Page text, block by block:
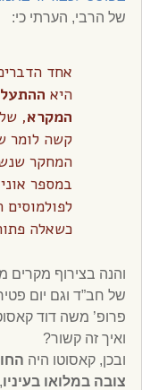
של הרבי, הערתי כי:
אחד
היא
המקרא,
קשה לומר
המחקר
במספר
כשאלה
והנה בצירוף מקרים
של חב”ד וגם יום
פרופ’ משה דוד
ואיך זה קשור?
ובכן, קאסוטו היה
צובה במלואו בעיניו